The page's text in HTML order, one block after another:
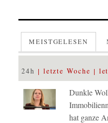
MEISTGELESEN
24h letzte Woche
Dunkle
hat ganze